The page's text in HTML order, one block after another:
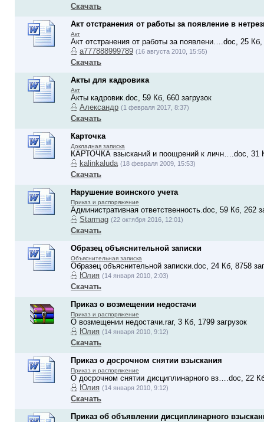
Скачать
Акт отстранения от работы за появление в
Акт
Акт отстранения от работы за появлени….doc, 25 Кб,
a777888999789 (16 августа 2010, 15:55)
Скачать
Акты для кадровика
Акт
Акты кадровик.doc, 59 Кб, 660 загрузок
Александр (1 февраля 2017, 8:37)
Скачать
Карточка
Докладная записка
КАРТОЧКА взысканий и поощрений к личн….doc, 31
kalinkaluda (18 февраля 2009, 15:53)
Скачать
Нарушение воинского учета
Приказ и распоряжение
Административная ответственность.doc, 59 Кб, 262
Starmag (22 октября 2016, 12:01)
Скачать
Образец объяснительной записки
Объяснительная записка
Образец объяснительной записки.doc, 24 Кб, 8758
Юлия (14 января 2010, 2:03)
Скачать
Приказ о возмещении недостачи
Приказ и распоряжение
О возмещении недостачи.rar, 3 Кб, 1799 загрузок
Юлия (14 января 2010, 9:12)
Скачать
Приказ о досрочном снятии взыскания
Приказ и распоряжение
О досрочном снятии дисциплинарного вз….doc, 22
Юлия (14 января 2010, 9:12)
Скачать
Приказ об объявлении дисциплинарного